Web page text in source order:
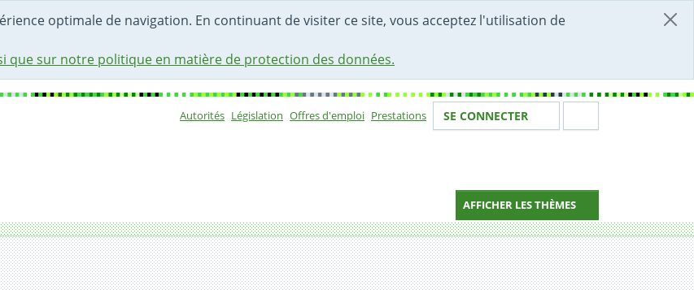
optimale de navigation. En continuant de visiter ce site, vous acceptez l'utilisation de
que sur notre politique en matière de protection des données.
Autorités Législation Offres d'emploi Prestations Votre identité
SE CONNECTER
AFFICHER LES THÈMES